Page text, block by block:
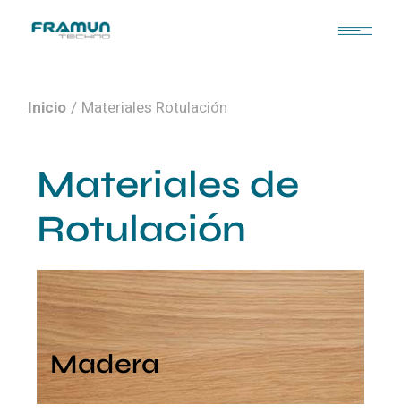
Inicio Materiales Rotulación
Materiales de
Rotulación
Madera